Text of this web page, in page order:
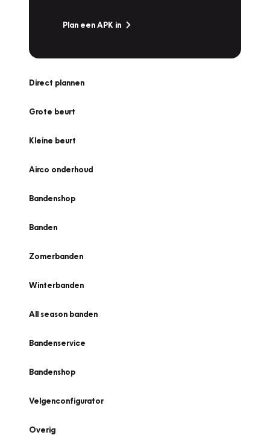
Plan een APK in
Direct plannen
Grote beurt
Kleine beurt
Airco onderhoud
Bandenshop
Banden
Zomerbanden
Winterbanden
All season banden
Bandenservice
Bandenshop
Velgenconfigurator
Overig